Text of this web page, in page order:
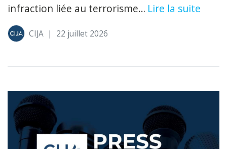
infraction liée au terrorisme… Lire la suite
CIJA | 22 juillet 2026